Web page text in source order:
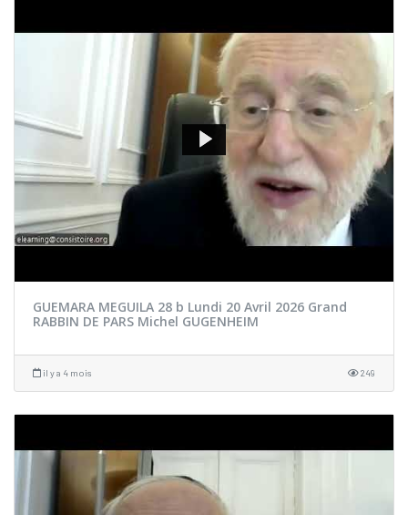
GUEMARA MEGUILA 28 b Lundi 20 Avril 2026 Grand
RABBIN DE PARS Michel GUGENHEIM
il y a 4 mois 249